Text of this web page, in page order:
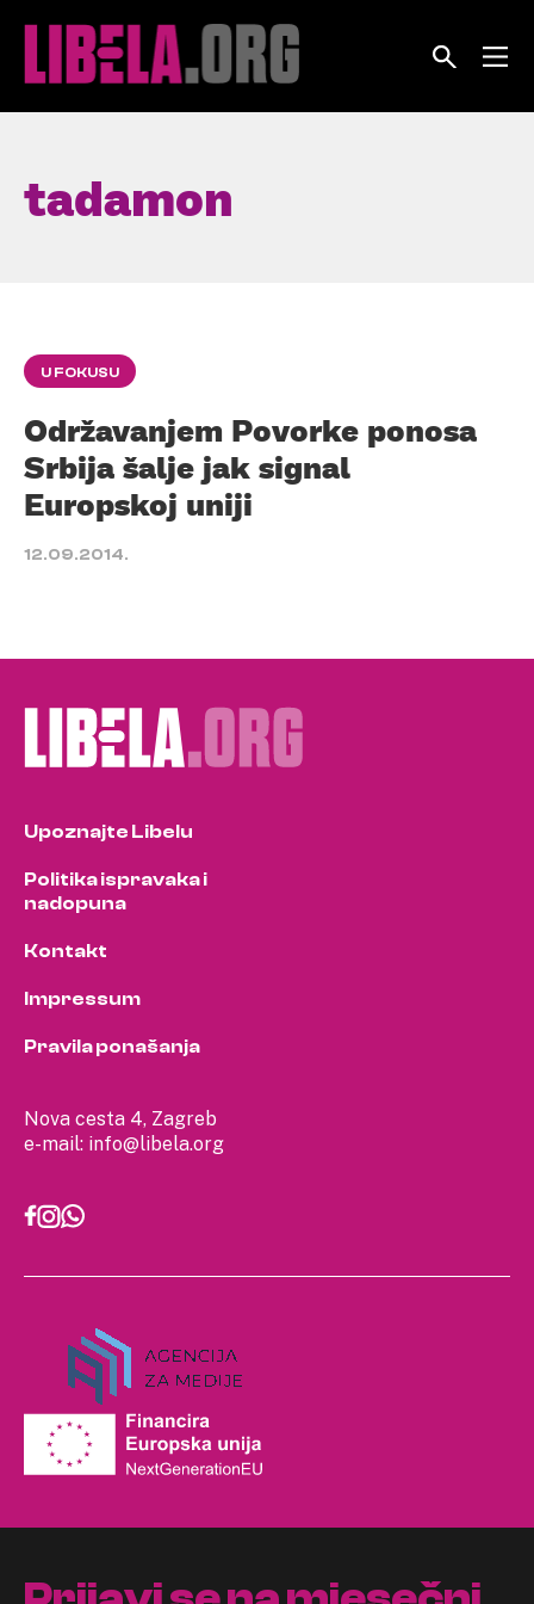
tadamon
U FOKUSU
Održavanjem Povorke ponosa
Srbija šalje jak signal
Europskoj uniji
12.09.2014.
Nova cesta 4, Zagreb
e-mail: info@libela.org
Upoznajte Libelu
Politika ispravaka i
nadopuna
Kontakt
Impressum
Pravila ponašanja